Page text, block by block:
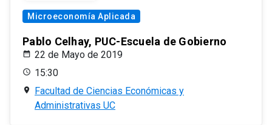
Microeconomía Aplicada
Pablo Celhay, PUC-Escuela de Gobierno
22 de Mayo de 2019
15:30
Facultad de Ciencias Económicas y
Administrativas UC